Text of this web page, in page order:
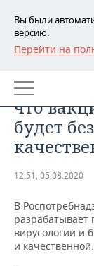
Вы были
версию.
Перейти на
РЕГИОНЫ
ТАТАРСТАН
УДМУРТИЯ
НОВОСТИ
АНАЛИТИКА
НОВОСТИ
КОРОЛИ
ВУЗЫ
ЭКОНОМИКА
НОВОСТИ
ФИНАНСЫ
БАНКИ
НОВОСТИ
НОВОСТИ
АВТО
В
что
будет
12:51, 05.08.2020
В
разрабатывает
вирусологии и
и качественной.